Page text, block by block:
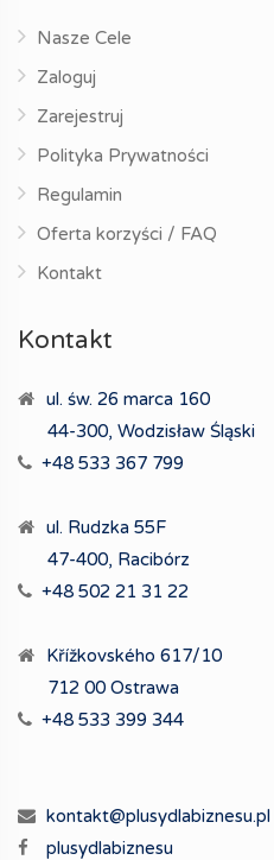
Nasze Cele
Zaloguj
Zarejestruj
Polityka Prywatności
Regulamin
Oferta korzyści / FAQ
Kontakt
Kontakt
ul. św. 26 marca 160
44-300, Wodzisław Śląski
+48 533 367 799
ul. Rudzka 55F
47-400, Racibórz
+48 502 21 31 22
Křížkovského 617/10
712 00 Ostrawa
+48 533 399 344
kontakt@plusydlabiznesu.pl
plusydlabiznesu